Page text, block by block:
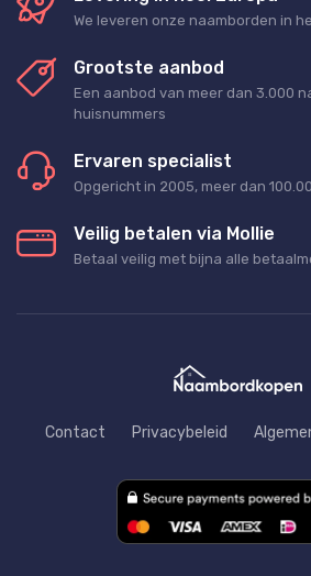
We leveren onze naamborden in
Grootste aanbod
Een aanbod van meer dan 3.000
huisnummers
Ervaren specialist
Opgericht in 2005, meer dan
Veilig betalen via Mollie
Betaal veilig met bijna alle
Contact Privacybeleid